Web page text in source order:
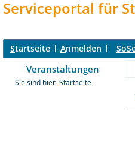
Serviceportal für
Startseite Anmelden
Veranstaltungen
Sie sind hier: Startseite